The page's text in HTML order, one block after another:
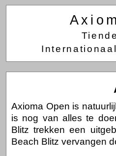
Axioma Open is
is nog van alles te
Blitz trekken een
Beach Blitz vervangen